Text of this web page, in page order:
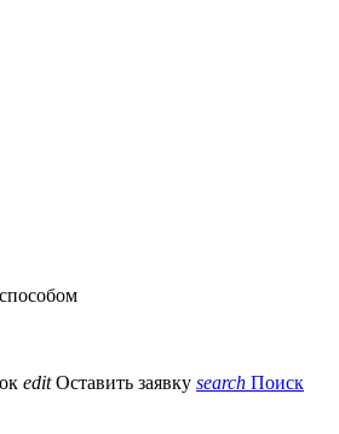
edit Оставить заявку search Поиск